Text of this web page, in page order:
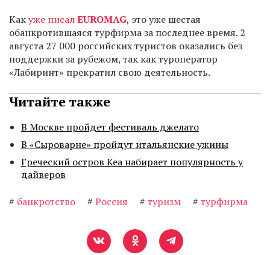
Какуже писалEUROMAG, это уже шестая
обанкротившаяся турфирма за последнее время. 2
августа 27 000 российских туристов оказались без
поддержки за рубежом, так как туроператор
«Лабиринт» прекратил свою деятельность.
Читайте также
В Москве пройдет фестиваль джелато
В «Сыроварне» пройдут итальянские ужины
Греческий остров Кеа набирает популярность у
дайверов
# банкротство # Россия # туризм # турфирма